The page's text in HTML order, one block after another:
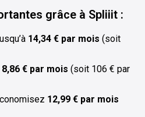
grâce à Spliiit :
14,34 € par mois (soit
8,86 € par mois (soit 106 € par
12,99 € par mois